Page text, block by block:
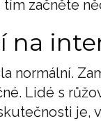
tím začněte
na
normální.
Lidé s
je,